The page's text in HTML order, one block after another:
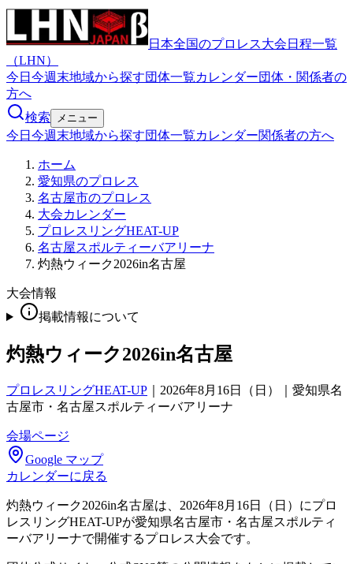
日本全国のプロレス大会日程一覧
（LHN）
今日 今週末地域から探す団体一覧カレンダー団体・関係者の
方へ
検索
メニュー
今日 今週末地域から探す団体一覧カレンダー関係者の方へ
ホーム
愛知県のプロレス
名古屋市のプロレス
大会カレンダー
プロレスリングHEAT-UP
名古屋スポルティーバアリーナ
灼熱ウィーク2026in名古屋
大会情報
掲載情報について
灼熱ウィーク2026in名古屋
プロレスリングHEAT-UP
2026年8月16日（日）｜愛知県名
古屋市・名古屋スポルティーバアリーナ
会場ページ
Google マップ
カレンダーに戻る
灼熱ウィーク2026in名古屋は、2026年8月16日（日）にプロ
レスリングHEAT-UPが愛知県名古屋市・名古屋スポルティ
ーバアリーナで開催するプロレス大会です。